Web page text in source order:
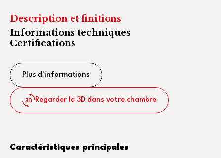
Description et finitions
Informations techniques
Certifications
Plus d'informations
Regarder la 3D dans votre chambre
Caractéristiques principales